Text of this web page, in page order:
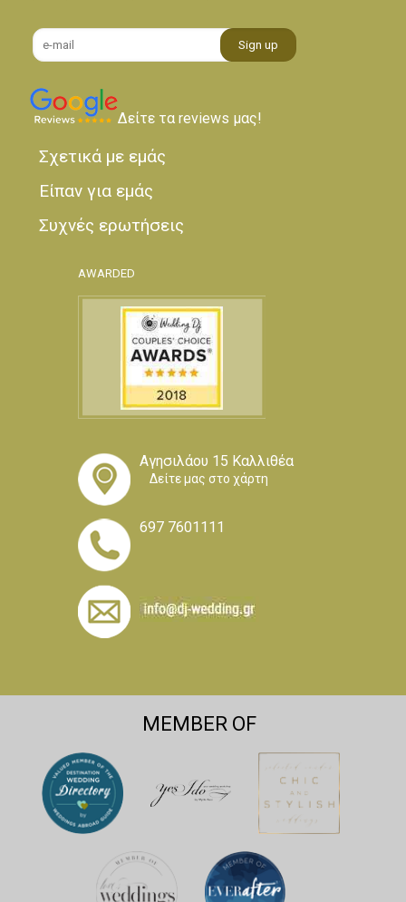
Δείτε τα reviews μας!
Σχετικά με εμάς
Είπαν για εμάς
Συχνές ερωτήσεις
AWARDED
Αγησιλάου 15 Καλλιθέα
Δείτε μας στο χάρτη
697 7601111
MEMBER OF